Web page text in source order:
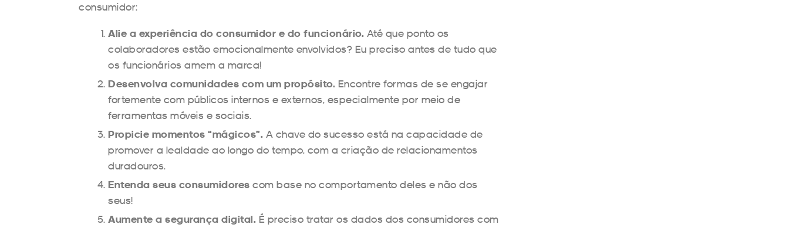
consumidor:
Alie a experiência do consumidor e do funcionário. Até que ponto os
colaboradores estão emocionalmente envolvidos? Eu preciso antes de tudo que
os funcionários amem a marca!
Desenvolva comunidades com um propósito. Encontre formas de se engajar
fortemente com públicos internos e externos, especialmente por meio de
ferramentas móveis e sociais.
Propicie momentos “mágicos”. A chave do sucesso está na capacidade de
promover a lealdade ao longo do tempo, com a criação de relacionamentos
duradouros.
Entenda seus consumidores com base no comportamento deles e não dos
seus!
Aumente a segurança digital. É preciso tratar os dados dos consumidores com